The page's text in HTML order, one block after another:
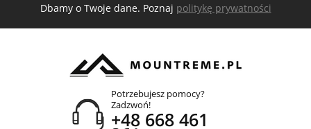
Dbamy o Twoje dane. Poznaj politykę prywatności
Potrzebujesz pomocy?
Zadzwoń!
+48 668 461